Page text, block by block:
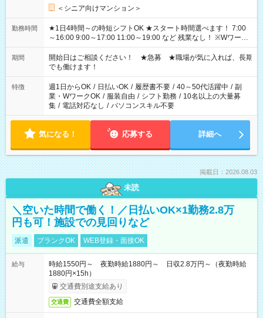
＜シニア向けマンション＞
勤務時間
★1日4時間～の時短シフトOK ★スタート時間選べます！ 7:00
～16:00 9:00～17:00 11:00～19:00 など 残業なし！ ※Wワーク
の場合、他のお仕事と合わせ週40時間超の就業はご案内できま
せん ※法令に基づき、週20時間以上勤務は社会保険への加入対
象となります ※労働者派遣法（日雇い派遣の原則禁止）によ
り、短時間・短期間の就業はご案内が難しい場合があります
期間
開始日はご相談ください！ ★急募 ★職場が気に入れば、長期
でも働けます！
特徴 週1日からOK / 日払いOK / 履歴書不要 / 40～50代活躍中 / 副
業・WワークOK / 服装自由 / シフト勤務 / 10名以上の大量募
集 / 電話対応なし / パソコンスキル不要
気になる！ 応募する 詳細へ
掲載日：2026.08.03
未読
＼空いた時間で働く！／日払いOK×1勤務2.8万
円も可！施設での見回りなど
派遣 ブランクOK WEB登録・面接OK
給与
時給1550円～ 夜勤時給1880円～ 日収2.8万円～（夜勤時給
1880円×15h）
交通費別途支給あり
交通費 交通費全額支給